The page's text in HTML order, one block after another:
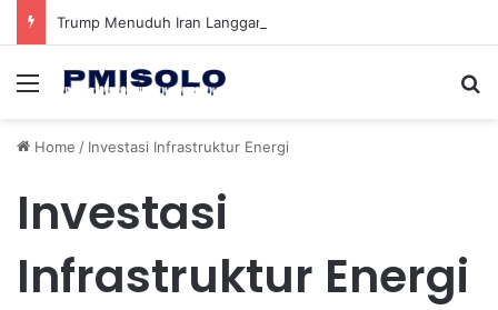
Menu
Home / Investasi Infrastruktur Energi
Investasi
Infrastruktur Energi